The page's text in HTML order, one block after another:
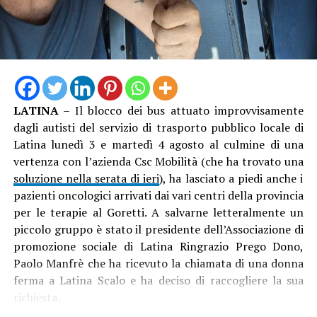
Tra le scoperte, durante il restauro, anche l’antico
sistema di scolo delle acque meteoriche, realizzato in
pietra e rimasto nascosto per decenni sotto le
superfetazioni moderne. “L’elemento è stato
accuratamente restaurato e riportato alla sua funzione
originaria, restituendo alla torre un’importante
testimonianza della sua configurazione storica”,
secondo il progetto curato dall’architetto Luca Calselli,
che ha anche diretto i lavori dell’impresa Caporini
Costruzioni, in stretta collaborazione con il
Responsabile del Progetto e con il funzionario delegato
LATINA– Il blocco dei bus attuato improvvisamente
dagli autisti del servizio di trasporto pubblico locale di
Latina lunedì 3 e martedì 4 agosto al culmine di una
vertenza con l’azienda Csc Mobilità (che ha trovato una
soluzione nella serata di ieri), ha lasciato a piedi anche i
pazienti oncologici arrivati dai vari centri della provincia
per le terapie al Goretti. A salvarne letteralmente un
piccolo gruppo è stato il presidente dell’Associazione di
promozione sociale di Latina Ringrazio Prego Dono,
Paolo Manfrè che ha ricevuto la chiamata di una donna
ferma a Latina Scalo e ha deciso di raccogliere la sua
richiesta.